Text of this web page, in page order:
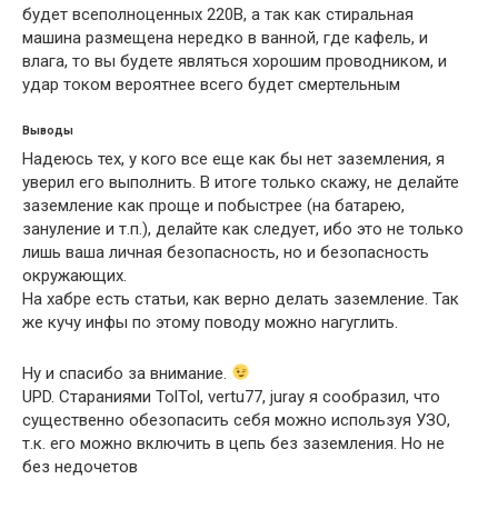
будет всеполноценных 220В, а так как стиральная
машина размещена нередко в ванной, где кафель, и
влага, то вы будете являться хорошим проводником, и
удар током вероятнее всего будет смертельным
Выводы
Надеюсь тех, у кого все еще как бы нет заземления, я
уверил его выполнить. В итоге только скажу, не делайте
заземление как проще и побыстрее (на батарею,
зануление и т.п.), делайте как следует, ибо это не только
лишь ваша личная безопасность, но и безопасность
окружающих.
На хабре есть статьи, как верно делать заземление. Так
же кучу инфы по этому поводу можно нагуглить.
Ну и спасибо за внимание.
UPD. Стараниями TolTol, vertu77, juray я сообразил, что
существенно обезопасить себя можно используя УЗО,
т.к. его можно включить в цепь без заземления. Но не
без недочетов